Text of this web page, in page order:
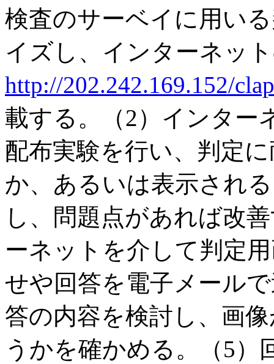
検査のサーベイに用い
イズし、インターネッ
http://202.242.169.152/
載する。（2）インター
配布実験を行い、判定
か、あるいは表示され
し、問題点があれば改
ーネットを介して判定
せや回答を電子メール
答の内容を検討し、画
うかを確かめる。（5）